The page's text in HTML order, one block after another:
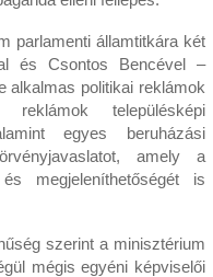
parlamenti államtitkára két
és Csontos Bencével –
alkalmas politikai reklámok
településképi
egyes beruházási
amely a
megjeleníthetőségét is
szerint a minisztérium
mégis egyéni képviselői